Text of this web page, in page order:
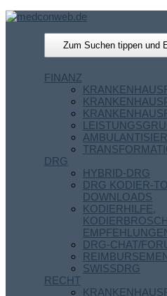
FINANZ
DRG
HYBRID-DRG
DRG KODIER-
DOWNLOADS
KODIERHILFE,
DRG-CHAT/
SWISSDRG
RECHT